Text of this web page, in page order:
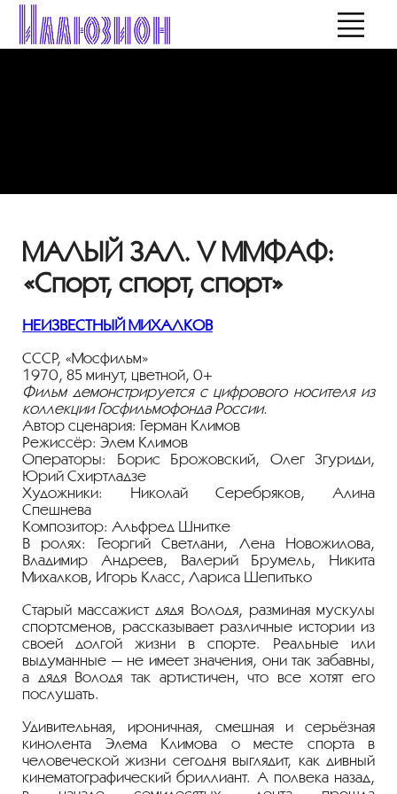
МАЛЫЙ ЗАЛ. V ММФАФ:
«Спорт, спорт, спорт»
НЕИЗВЕСТНЫЙ МИХАЛКОВ
СССР, «Мосфильм»
1970, 85 минут, цветной, 0+
Фильм демонстрируется с цифрового носителя из
коллекции Госфильмофонда России.
Автор сценария: Герман Климов
Режиссёр: Элем Климов
Операторы: Борис Брожовский, Олег Згуриди,
Юрий Схиртладзе
Художники: Николай Серебряков, Алина
Спешнева
Композитор: Альфред Шнитке
В ролях: Георгий Светлани, Лена Новожилова,
Владимир Андреев, Валерий Брумель, Никита
Михалков, Игорь Класс, Лариса Шепитько
Старый массажист дядя Володя, разминая мускулы
спортсменов, рассказывает различные истории из
своей долгой жизни в спорте. Реальные или
выдуманные — не имеет значения, они так забавны,
а дядя Володя так артистичен, что все хотят его
послушать.
Удивительная, ироничная, смешная и серьёзная
кинолента Элема Климова о месте спорта в
человеческой жизни сегодня выглядит, как дивный
кинематографический бриллиант. А полвека назад,